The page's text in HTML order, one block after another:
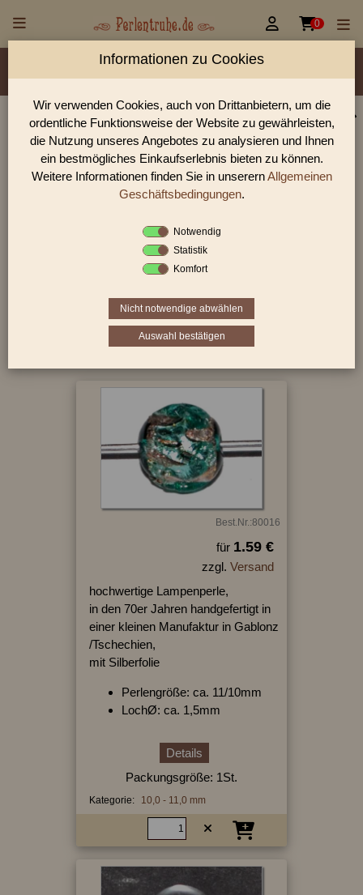
 0
Material/Glassorte Sorte/Form Farbe
Lochdurchmesser
Perlen Shop für Wickelglasperle / Lampenperle
Tschechien 10,0 - 11,0 mm
In unserem Perlen Shop finden sie zahlreich Wickelglasperle /
Lampenperle Tschechien 10,0 - 11,0 mm und viele weiter
Sie befinden sich in folgender Kategorie:
mm
Best.Nr.:80016
für 1.59 €
zzgl. Versand
hochwertige Lampenperle,
in den 70er Jahren handgefertigt in
einer kleinen Manufaktur in Gablonz
/Tschechien,
mit Silberfolie
Perlengröße: ca. 11/10mm
LochØ: ca. 1,5mm
Details
Packungsgröße: 1St.
Kategorie: 10,0 - 11,0 mm
Informationen zu Cookies
Wir verwenden Cookies, auch von Drittanbietern, um die
ordentliche Funktionsweise der Website zu gewährleisten,
die Nutzung unseres Angebotes zu analysieren und Ihnen
ein bestmögliches Einkaufserlebnis bieten zu können.
Weitere Informationen finden Sie in unserernAllgemeinen
Geschäftsbedingungen.
Notwendig
Statistik
Komfort
Nicht notwendige abwählen
Auswahl bestätigen